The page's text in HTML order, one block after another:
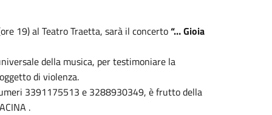
19) al Teatro Traetta, sarà il concerto“… Gioia
della musica, per testimoniare la
di violenza.
3391175513 e 3288930349, è frutto della
.